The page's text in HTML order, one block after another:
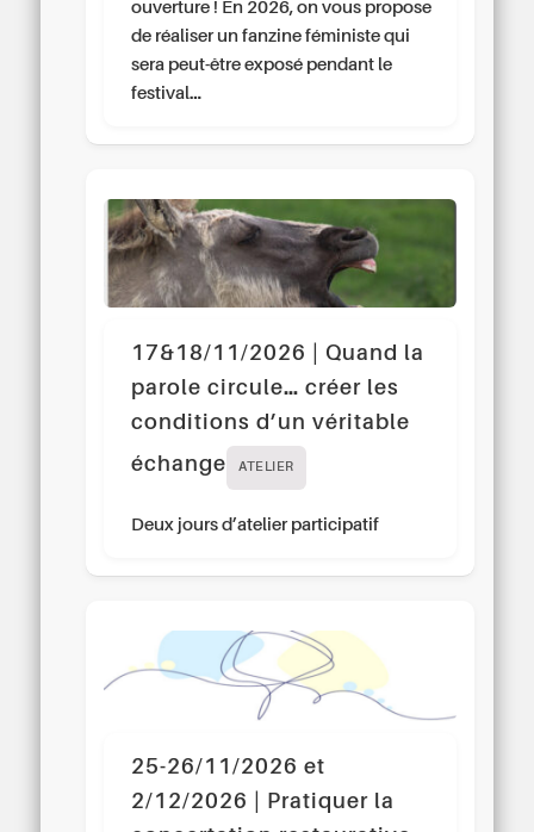
ouverture ! En 2026, on vous propose
de réaliser un fanzine féministe qui
sera peut-être exposé pendant le
festival…
17&18/11/2026 | Quand la
parole circule… créer les
conditions d’un véritable
échange
ATELIER
Deux jours d’atelier participatif
25-26/11/2026 et
2/12/2026 | Pratiquer la